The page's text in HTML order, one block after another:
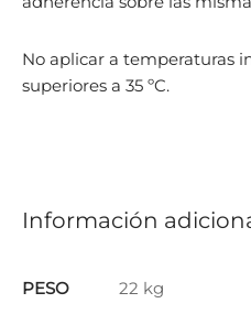
No aplicar a temperaturas
superiores a 35 ºC.
Información
PESO 22 kg